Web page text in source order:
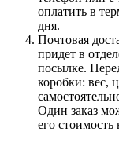
оплатить в
дня.
Почтовая
придет в
посылке.
коробки: вес,
Один заказ
его